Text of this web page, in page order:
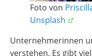
Foto von
Unsplash
Unternehmerinnen
verstehen. Es gibt